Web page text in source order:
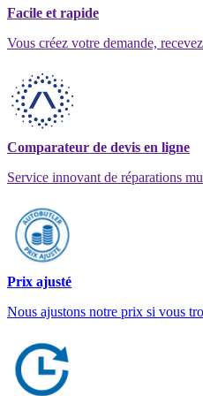
Facile et rapide
Vous créez votre demande,
Comparateur de devis en ligne
Service innovant de réparations
Prix ajusté
Nous ajustons notre prix si vous